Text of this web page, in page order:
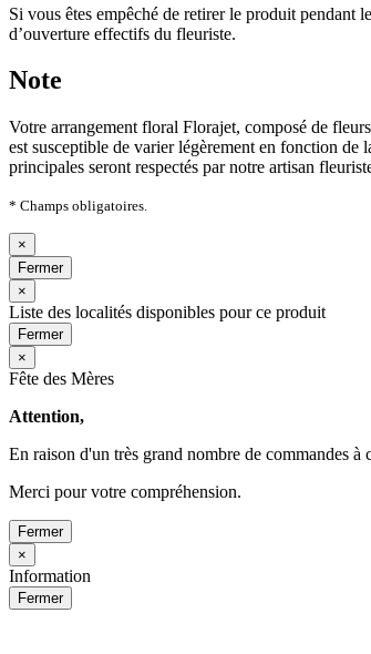
Si vous êtes empêché de retirer le produit pendant
d’ouverture effectifs du fleuriste.
Note
Votre arrangement floral Florajet, composé de
est susceptible de varier légèrement en fonction de
principales seront respectés par notre artisan
* Champs obligatoires.
×
Fermer
×
Liste des localités disponibles pour ce produit
Fermer
×
Fête des Mères
Attention,
En raison d'un très grand nombre de commandes
Merci pour votre compréhension.
Fermer
×
Information
Fermer